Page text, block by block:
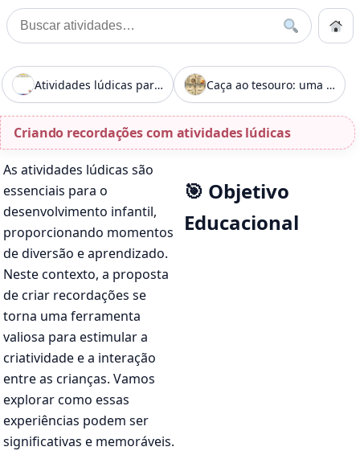
Pular para o conteúdo
Buscar por:
Buscar
Início
Atividades lúdicas para crianças Caça ao tesouro: uma atividade divertida
Criando recordações com atividades lúdicas
As atividades lúdicas são
essenciais para o
desenvolvimento infantil,
proporcionando momentos
de diversão e aprendizado.
Neste contexto, a proposta
de criar recordações se
torna uma ferramenta
valiosa para estimular a
criatividade e a interação
entre as crianças. Vamos
explorar como essas
experiências podem ser
significativas e memoráveis.
🎯 Objetivo
Educacional